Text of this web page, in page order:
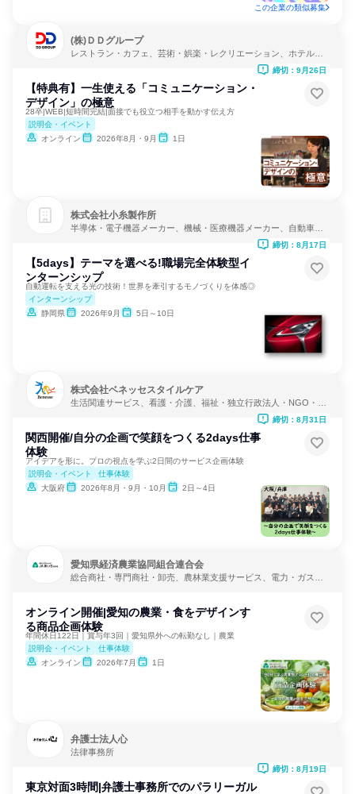
この企業の類似募集
(株)ＤＤグループ
レストラン・カフェ、芸術・娯楽・レクリエーション、ホテル・
【特典有】一生使える「コミュニケーション・
デザイン」の極意
28卒|WEB|短時間完結|面接でも役立つ相手を動かす伝え方
説明会・イベント
オンライン
2026年8月・9月 1日
締切：9月26日
株式会社小糸製作所
半導体・電子機器メーカー、機械・医療機器メーカー、自動車・
【5days】テーマを選べる!職場完全体験型イ
ンターンシップ
自動運転を支える光の技術！世界を牽引するモノづくりを体感◎
インターンシップ
静岡県
2026年9月 5日～10日
締切：8月17日
株式会社ベネッセスタイルケア
生活関連サービス、看護・介護、福祉・独立行政法人・NGO・N
関西開催/自分の企画で笑顔をつくる2days仕事
体験
アイデアを形に。プロの視点を学ぶ2日間のサービス企画体験
説明会・イベント
仕事体験
大阪府
2026年8月・9月・10月 2日～4日
締切：8月31日
愛知県経済農業協同組合連合会
総合商社・専門商社・卸売、農林業支援サービス、電力・ガス・
オンライン開催|愛知の農業・食をデザインす
る商品企画体験
年間休日122日｜賞与年3回｜愛知県外への転勤なし｜農業
説明会・イベント
仕事体験
オンライン
2026年7月 1日
弁護士法人心
法律事務所
東京対面3時間|弁護士事務所でのパラリーガル
締切：8月19日